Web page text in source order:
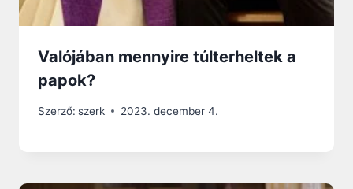
Valójában mennyire túlterheltek a
papok?
Szerző: szerk 2023. december 4.